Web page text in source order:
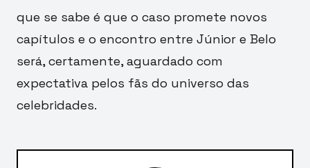
que se sabe é que o caso promete novos
capítulos e o encontro entre Júnior e Belo
será, certamente, aguardado com
expectativa pelos fãs do universo das
celebridades.